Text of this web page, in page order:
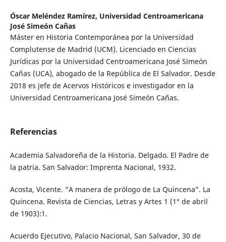
Óscar Meléndez Ramírez, Universidad Centroamericana
José Simeón Cañas
Máster en Historia Contemporánea por la Universidad
Complutense de Madrid (UCM). Licenciado en Ciencias
Jurídicas por la Universidad Centroamericana José Simeón
Cañas (UCA), abogado de la República de El Salvador. Desde
2018 es jefe de Acervos Históricos e investigador en la
Universidad Centroamericana José Simeón Cañas.
Referencias
Academia Salvadoreña de la Historia. Delgado. El Padre de
la patria. San Salvador: Imprenta Nacional, 1932.
Acosta, Vicente. “A manera de prólogo de La Quincena”. La
Quincena. Revista de Ciencias, Letras y Artes 1 (1° de abril
de 1903):1.
Acuerdo Ejecutivo, Palacio Nacional, San Salvador, 30 de